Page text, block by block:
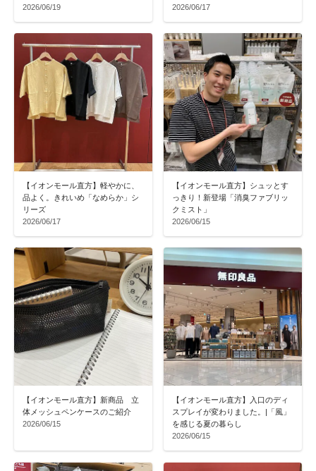
2026/06/19
2026/06/17
【イオンモール直方】軽やかに、
品よく。きれいめ「なめらか」シ
リーズ
2026/06/17
【イオンモール直方】シュッとす
っきり！新登場「消臭ファブリッ
クミスト」
2026/06/15
【イオンモール直方】新商品 立
体メッシュペンケースのご紹介
2026/06/15
【イオンモール直方】入口のディ
スプレイが変わりました。|「風」
を感じる夏の暮らし
2026/06/15